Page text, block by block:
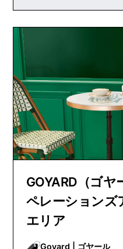
GOYARD（ゴ
ペレーションズ
エリア
Goyard | ゴヤール